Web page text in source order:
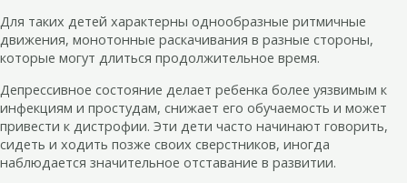
Для таких детей характерны однообразные ритмичные
движения, монотонные раскачивания в разные стороны,
которые могут длиться продолжительное время.
Депрессивное состояние делает ребенка более уязвимым к
инфекциям и простудам, снижает его обучаемость и может
привести к дистрофии. Эти дети часто начинают говорить,
сидеть и ходить позже своих сверстников, иногда
наблюдается значительное отставание в развитии.